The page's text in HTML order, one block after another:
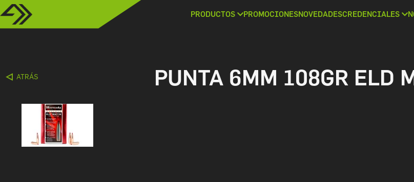
PRODUCTOS PROMOCIONESNOVEDADESCREDENCIALES
ATRÁS PUNTA 6MM 108GR ELD